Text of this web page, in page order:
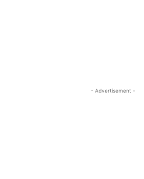
- Advertisement -